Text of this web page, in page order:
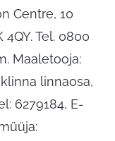
Centre, 10
Tel. 0800
. Maaletooja:
linnaosa,
6279184, E-